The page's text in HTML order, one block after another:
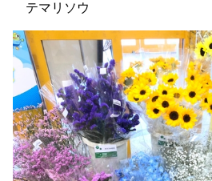
テマリソウ